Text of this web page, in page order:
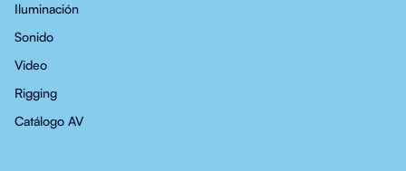
Iluminación
Sonido
Video
Rigging
Catálogo AV